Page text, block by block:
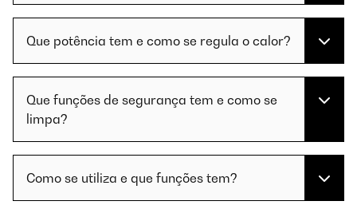
Que potência tem e como se regula o calor?
Que funções de segurança tem e como se
limpa?
Como se utiliza e que funções tem?